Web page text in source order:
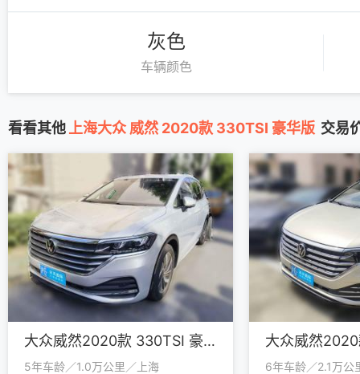
灰色
车辆颜色
看看其他 上海大众 威然 2020款 330TSI 豪华版 交易
大众威然2020款 330TSI 豪华版
5年车龄／1.0万公里／上海
6年车龄／2.1万公